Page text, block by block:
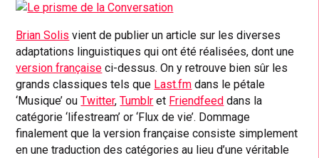
Brian Solis vient de publier un article sur les diverses
adaptations linguistiques qui ont été réalisées, dont une
version française ci-dessus. On y retrouve bien sûr les
grands classiques tels que Last.fm dans le pétale
‘Musique’ ouTwitter,Tumblr et Friendfeed dans la
catégorie ‘lifestream’ or ‘Flux de vie’. Dommage
finalement que la version française consiste simplement
en une traduction des catégories au lieu d’une véritable